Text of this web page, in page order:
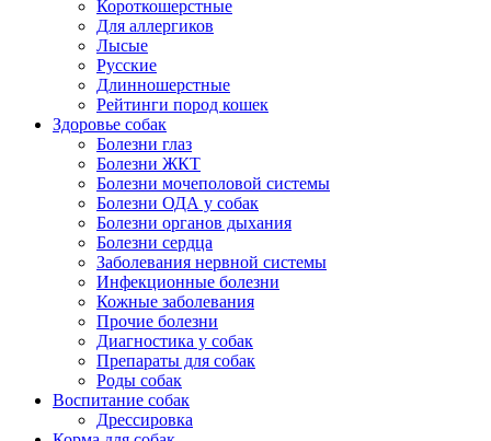
Короткошерстные
Для аллергиков
Лысые
Русские
Длинношерстные
Рейтинги пород кошек
Здоровье собак
Болезни глаз
Болезни ЖКТ
Болезни мочеполовой системы
Болезни ОДА у собак
Болезни органов дыхания
Болезни сердца
Заболевания нервной системы
Инфекционные болезни
Кожные заболевания
Прочие болезни
Диагностика у собак
Препараты для собак
Роды собак
Воспитание собак
Дрессировка